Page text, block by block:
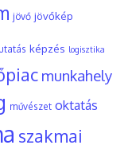
jövő jövőkép
képzés logisztika
munkahely
művészet oktatás
szakmai